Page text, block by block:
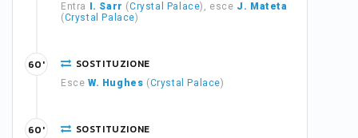
Entra I. Sarr (Crystal Palace), esce J. Mateta
(Crystal Palace)
SOSTITUZIONE
Esce W. Hughes (Crystal Palace)
60'
SOSTITUZIONE
60'